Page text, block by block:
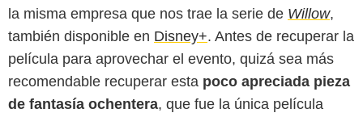
la misma empresa que nos trae la serie de Willow,
también disponible en Disney+. Antes de recuperar la
película para aprovechar el evento, quizá sea más
recomendable recuperar esta poco apreciada pieza
de fantasía ochentera, que fue la única película